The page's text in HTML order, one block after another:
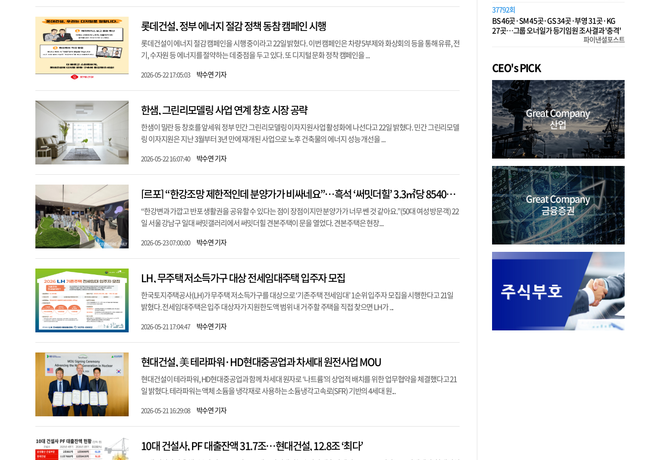
롯데건설, 정부 에너지 절감 정책 동참 캠페인 시행
롯데건설이 에너지 절감 캠페인을 시행 중이라고 22일 밝혔다. 이번 캠페인은 차량 5부제와 화상회의 등을 통해 유류, 전
기, 수자원 등 에너지를 절약하는 데 중점을 두고 있다. 또 디지털 문화 정착 캠페인을 ...
2026-05-22 17:05:03 박수연 기자
한샘, 그린리모델링 사업 연계 창호 시장 공략
한샘이 밀란 등 창호를 앞세워 정부 민간 그린리모델링 이자지원사업 활성화에 나선다고 22일 밝혔다. 민간 그린리모델
링 이자지원은 지난 3월부터 3년 만에 재개된 사업으로 노후 건축물의 에너지 성능 개선을 ...
2026-05-22 16:07:40 박수연 기자
[르포] “한강조망 제한적인데 분양가가 비싸네요”…흑석 ‘써밋더힐’ 3.3㎡당 8540만원
“한강변과 가깝고 반포 생활권을 공유할 수 있다는 점이 장점이지만 분양가가 너무 쎈 것 같아요.”(50대 여성 방문객) 22
일 서울 강남구 일대 써밋갤러리에서 써밋더힐 견본주택이 문을 열었다. 견본주택은 현장...
2026-05-23 07:00:00 박수연 기자
LH, 무주택 저소득가구 대상 전세임대주택 입주자 모집
한국토지주택공사(LH)가 무주택 저소득가구를 대상으로 ‘기존주택 전세임대’ 1순위 입주자 모집을 시행한다고 21일
밝혔다. 전세임대주택은 입주 대상자가 지원한도액 범위 내 거주할 주택을 직접 찾으면 LH가 ...
2026-05-21 17:04:47 박수연 기자
현대건설, 美 테라파워·HD현대중공업과 차세대 원전사업 MOU
현대건설이 테라파워, HD현대중공업과 함께 차세대 원자로 ‘나트륨’의 상업적 배치를 위한 업무협약을 체결했다고 21
일 밝혔다. 테라파워는 액체 소듐을 냉각재로 사용하는 소듐냉각고속로(SFR) 기반의 4세대 원...
2026-05-21 16:29:08 박수연 기자
10대 건설사, PF 대출잔액 31.7조…현대건설, 12.8조 ‘최다’
37792회
BS 46곳·SM 45곳·GS 34곳·부영 31곳·KG
27곳…그룹 오너일가 등기임원 조사결과 '충격'
파이낸셜포스트
CEO's PICK